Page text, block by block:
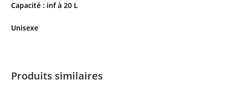
Capacité : inf à 20 L
Unisexe
Produits similaires